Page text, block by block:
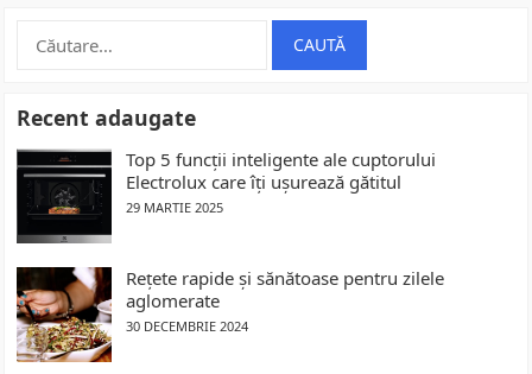
Caută
Recent adaugate
Top 5 funcții inteligente ale cuptorului
Electrolux care îți ușurează gătitul
29 MARTIE 2025
Rețete rapide și sănătoase pentru zilele
aglomerate
30 DECEMBRIE 2024